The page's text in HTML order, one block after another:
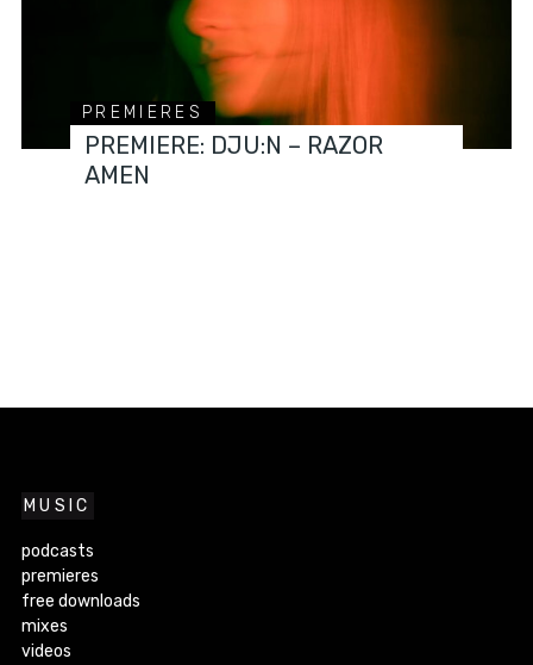
PREMIERES
PREMIERE: DJU:N – RAZOR
AMEN
MUSIC
podcasts
premieres
free downloads
mixes
videos